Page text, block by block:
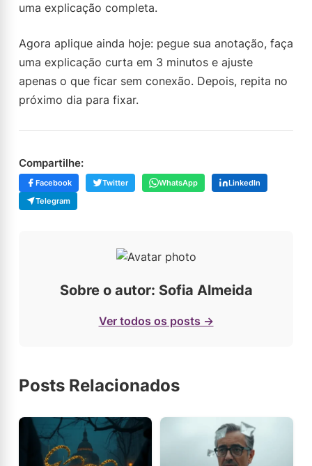
uma explicação completa.
Agora aplique ainda hoje: pegue sua anotação, faça
uma explicação curta em 3 minutos e ajuste
apenas o que ficar sem conexão. Depois, repita no
próximo dia para fixar.
Compartilhe:
Facebook Twitter WhatsApp
LinkedIn
Telegram
Sobre o autor: Sofia Almeida
Ver todos os posts →
Posts Relacionados